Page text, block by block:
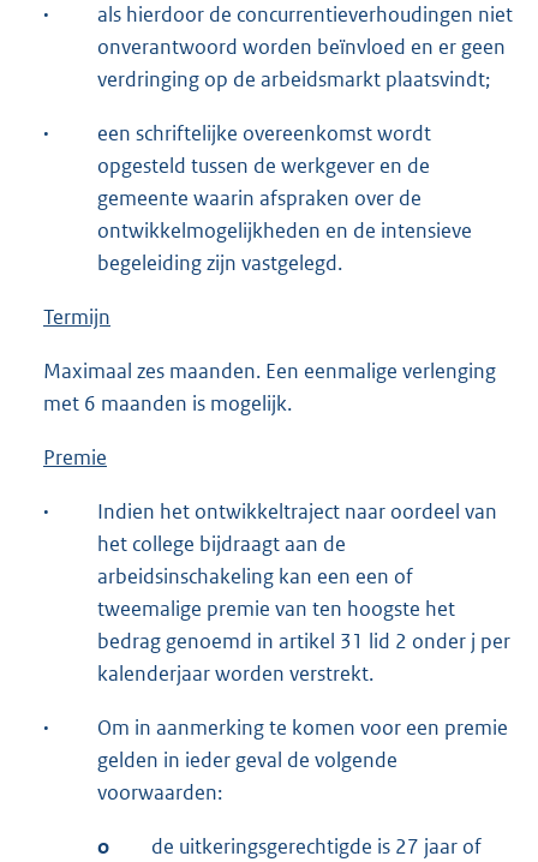
·
als hierdoor de concurrentieverhoudingen niet
onverantwoord worden beïnvloed en er geen
verdringing op de arbeidsmarkt plaatsvindt;
·
een schriftelijke overeenkomst wordt
opgesteld tussen de werkgever en de
gemeente waarin afspraken over de
ontwikkelmogelijkheden en de intensieve
begeleiding zijn vastgelegd.
Termijn
Maximaal zes maanden. Een eenmalige verlenging
met 6 maanden is mogelijk.
Premie
·
Indien het ontwikkeltraject naar oordeel van
het college bijdraagt aan de
arbeidsinschakeling kan een een of
tweemalige premie van ten hoogste het
bedrag genoemd in artikel 31 lid 2 onder j per
kalenderjaar worden verstrekt.
·
Om in aanmerking te komen voor een premie
gelden in ieder geval de volgende
voorwaarden:
o
de uitkeringsgerechtigde is 27 jaar of